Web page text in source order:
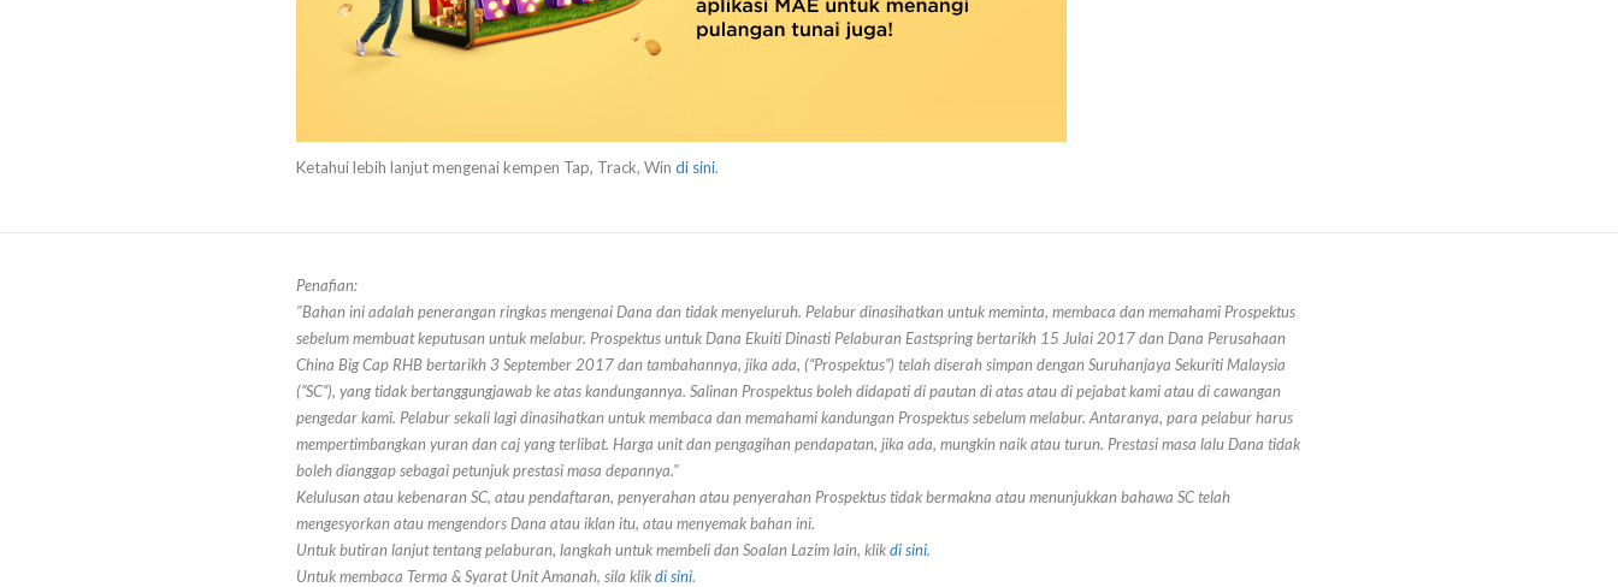
Ketahui lebih lanjut mengenai kempen Tap, Track, Win di sini.
Penafian:
"Bahan ini adalah penerangan ringkas mengenai Dana dan tidak menyeluruh. Pelabur dinasihatkan untuk meminta, membaca dan memahami Prospektus
sebelum membuat keputusan untuk melabur. Prospektus untuk Dana Ekuiti Dinasti Pelaburan Eastspring bertarikh 15 Julai 2017 dan Dana Perusahaan
China Big Cap RHB bertarikh 3 September 2017 dan tambahannya, jika ada, (“Prospektus”) telah diserah simpan dengan Suruhanjaya Sekuriti Malaysia
(”SC”), yang tidak bertanggungjawab ke atas kandungannya. Salinan Prospektus boleh didapati di pautan di atas atau di pejabat kami atau di cawangan
pengedar kami. Pelabur sekali lagi dinasihatkan untuk membaca dan memahami kandungan Prospektus sebelum melabur. Antaranya, para pelabur harus
mempertimbangkan yuran dan caj yang terlibat. Harga unit dan pengagihan pendapatan, jika ada, mungkin naik atau turun. Prestasi masa lalu Dana tidak
boleh dianggap sebagai petunjuk prestasi masa depannya."
Kelulusan atau kebenaran SC, atau pendaftaran, penyerahan atau penyerahan Prospektus tidak bermakna atau menunjukkan bahawa SC telah
mengesyorkan atau mengendors Dana atau iklan itu, atau menyemak bahan ini.
Untuk butiran lanjut tentang pelaburan, langkah untuk membeli dan Soalan Lazim lain, klikdi sini.
Untuk membaca Terma & Syarat Unit Amanah, sila klikdi sini.